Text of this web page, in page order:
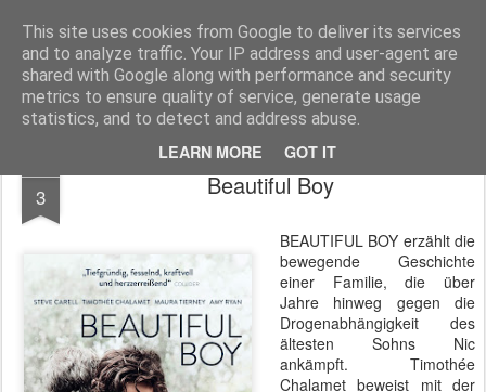
This site uses cookies from Google to deliver its services
and to analyze traffic. Your IP address and user-agent are
shared with Google along with performance and security
metrics to ensure quality of service, generate usage
statistics, and to detect and address abuse.
LEARN MORE GOT IT
MyKinoTrailer
Pages
3 Beautiful Boy
BEAUTIFUL BOY erzählt die
bewegende Geschichte
einer Familie, die über
Jahre hinweg gegen die
Drogenabhängigkeit des
ältesten Sohns Nic
ankämpft. Timothée
Chalamet beweist mit der